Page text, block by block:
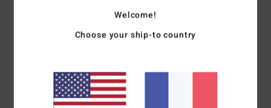
recyclé et 22% d'élasthanne
Coupe Maui
Couvrance :couvrance échancrée
Logo :plaque en métal
Welcome!
Choose your ship-to country